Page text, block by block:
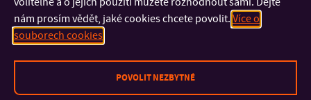
Výše grantů podle jednotlivých zemí najdetezde.
Studenti ze znevýhodněného socio-ekonomického
prostředí můžou požádat o navýšení sazby. Více informací
Studenti s handicapem nebo se zvláštními potřebami můžou
nám prosím vědět, jaké cookies chcete povolit. Více o
souborech cookies
POVOLIT NEZBYTNÉ